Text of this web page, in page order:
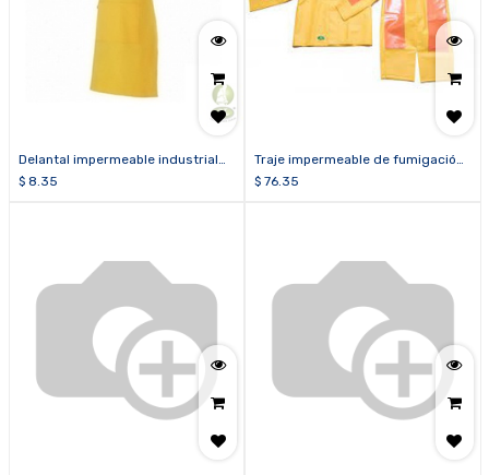
Delantal impermeable industrial
amarillo calibre 14
$ 8.35
Traje impermeable de fumigación
de dos piezas C16 2L amarillo
$ 76.35